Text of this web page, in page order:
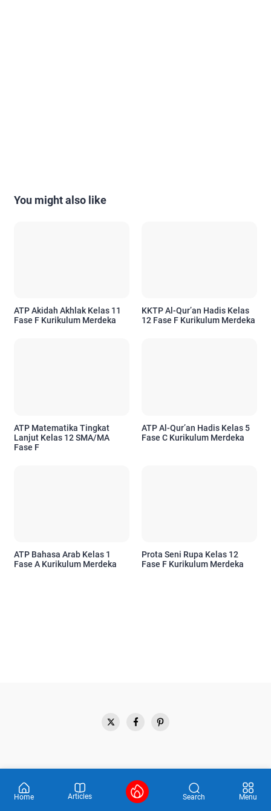
You might also like
ATP Akidah Akhlak Kelas 11
Fase F Kurikulum Merdeka
KKTP Al-Qur’an Hadis Kelas
12 Fase F Kurikulum Merdeka
ATP Matematika Tingkat
Lanjut Kelas 12 SMA/MA
Fase F
ATP Al-Qur’an Hadis Kelas 5
Fase C Kurikulum Merdeka
ATP Bahasa Arab Kelas 1
Fase A Kurikulum Merdeka
Prota Seni Rupa Kelas 12
Fase F Kurikulum Merdeka
Home Articles Search Menu